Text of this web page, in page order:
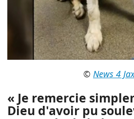
© News 4
« Je remercie
Dieu d'avoir pu